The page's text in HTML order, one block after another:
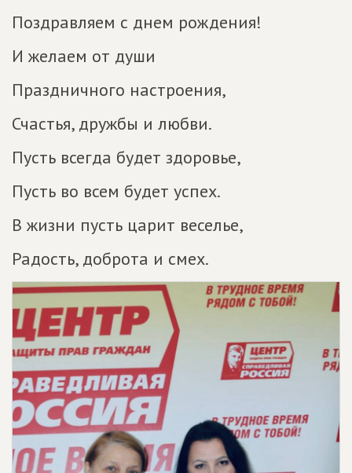
Поздравляем с днем рождения!
И желаем от души
Праздничного настроения,
Счастья, дружбы и любви.
Пусть всегда будет здоровье,
Пусть во всем будет успех.
В жизни пусть царит веселье,
Радость, доброта и смех.